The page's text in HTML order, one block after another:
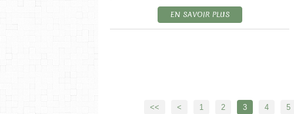
EN SAVOIR PLUS
<< < 1 2 3 4 5